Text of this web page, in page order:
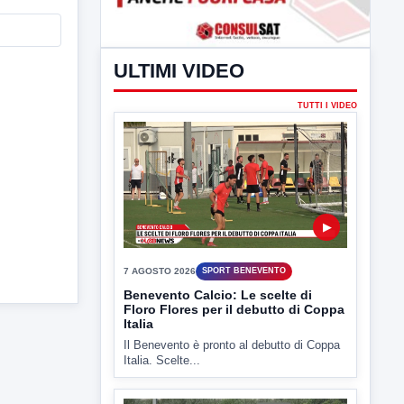
ULTIMI VIDEO
TUTTI I VIDEO